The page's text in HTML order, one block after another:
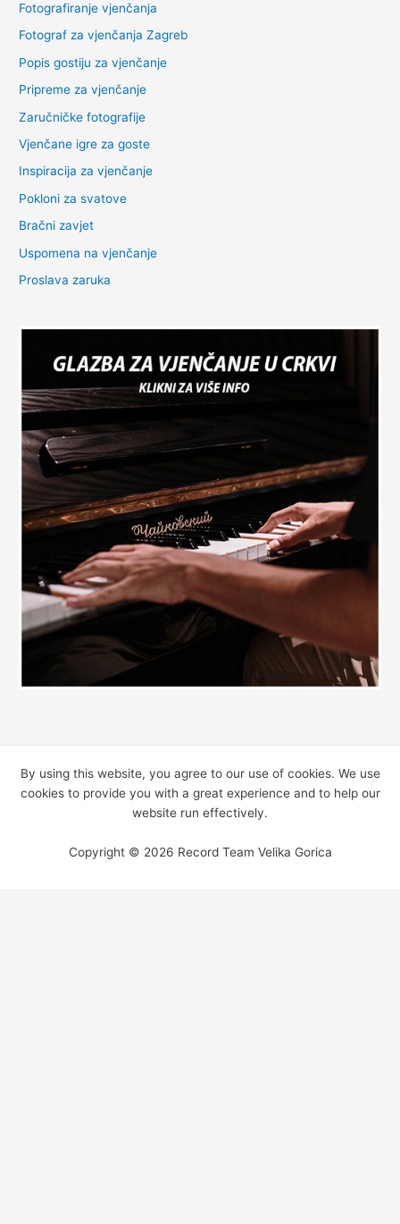
Fotografiranje vjenčanja
Fotograf za vjenčanja Zagreb
Popis gostiju za vjenčanje
Pripreme za vjenčanje
Zaručničke fotografije
Vjenčane igre za goste
Inspiracija za vjenčanje
Pokloni za svatove
Bračni zavjet
Uspomena na vjenčanje
Proslava zaruka
By using this website, you agree to our use of cookies. We use
cookies to provide you with a great experience and to help our
website run effectively.
Copyright © 2026 Record Team Velika Gorica